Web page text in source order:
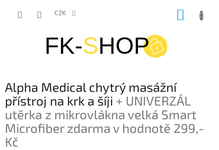
CZK
Alpha Medical chytrý masážní
přístroj na krk a šíji + UNIVERZÁL
utěrka z mikrovlákna velká Smart
Microfiber zdarma v hodnotě 299,-
Kč